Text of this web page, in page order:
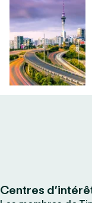
Centres